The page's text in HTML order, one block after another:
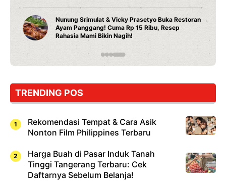
Nunung Srimulat & Vicky Prasetyo Buka Restoran
Ayam Panggang! Cuma Rp 15 Ribu, Resep
Rahasia Mami Bikin Nagih!
TRENDING POS
Rekomendasi Tempat & Cara Asik
Nonton Film Philippines Terbaru
Harga Buah di Pasar Induk Tanah
Tinggi Tangerang Terbaru: Cek
Daftarnya Sebelum Belanja!